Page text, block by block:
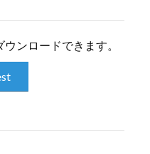
ンロードできます。